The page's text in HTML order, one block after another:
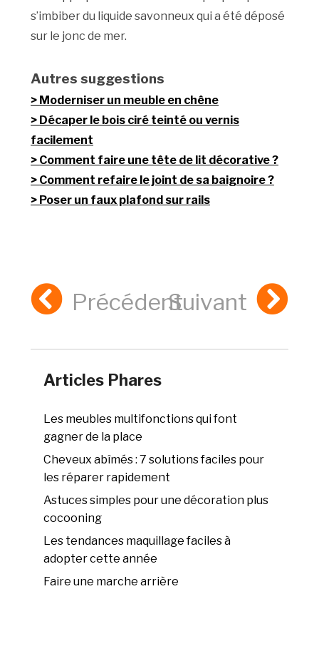
s’imbiber du liquide savonneux qui a été déposé
sur le jonc de mer.
Autres suggestions
Moderniser un meuble en chêne
Décaper le bois ciré teinté ou vernis
facilement
Comment faire une tête de lit décorative ?
Comment refaire le joint de sa baignoire ?
Poser un faux plafond sur rails
PrécédentSuivant
Articles Phares
Les meubles multifonctions qui font
gagner de la place
Cheveux abîmés : 7 solutions faciles pour
les réparer rapidement
Astuces simples pour une décoration plus
cocooning
Les tendances maquillage faciles à
adopter cette année
Faire une marche arrière